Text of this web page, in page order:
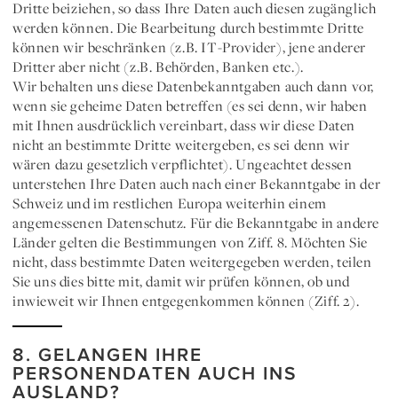
Dritte beiziehen, so dass Ihre Daten auch diesen zugänglich
werden können. Die Bearbeitung durch bestimmte Dritte
können wir beschränken (z.B. IT-Provider), jene anderer
Dritter aber nicht (z.B. Behörden, Banken etc.).
Wir behalten uns diese Datenbekanntgaben auch dann vor,
wenn siegeheime Daten betreffen (es sei denn, wir haben
mit Ihnen ausdrücklich vereinbart, dass wir diese Daten
nicht an bestimmte Dritte weitergeben, es sei denn wir
wären dazu gesetzlich verpflichtet). Ungeachtet dessen
unterstehen Ihre Daten auch nach einer Bekanntgabe in der
Schweiz und im restlichen Europa weiterhin einem
angemessenen Datenschutz. Für die Bekanntgabe in andere
Länder gelten die Bestimmungen von Ziff. 8. Möchten Sie
nicht, dass bestimmte Daten weitergegeben werden, teilen
Sie uns dies bitte mit, damit wir prüfen können, ob und
inwieweit wir Ihnen entgegenkommen können (Ziff. 2).
8. GELANGEN IHRE
PERSONENDATEN AUCH INS
AUSLAND?